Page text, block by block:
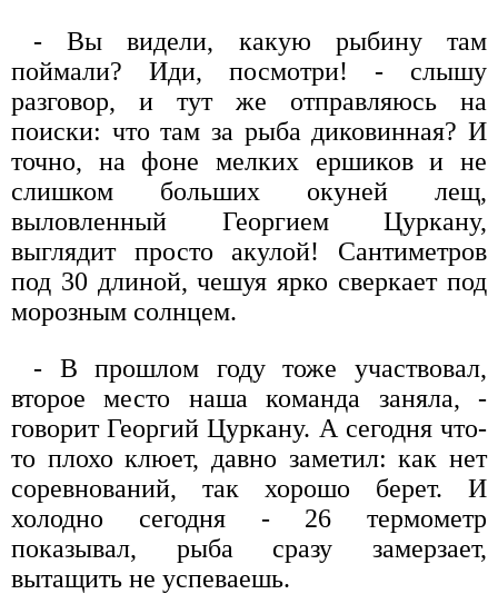
- Вы видели, какую рыбину там
поймали? Иди, посмотри! - слышу
разговор, и тут же отправляюсь на
поиски: что там за рыба диковинная? И
точно, на фоне мелких ершиков и не
слишком больших окуней лещ,
выловленный Георгием Цуркану,
выглядит просто акулой! Сантиметров
под 30 длиной, чешуя ярко сверкает под
морозным солнцем.
- В прошлом году тоже участвовал,
второе место наша команда заняла, -
говорит Георгий Цуркану. А сегодня что-
то плохо клюет, давно заметил: как нет
соревнований, так хорошо берет. И
холодно сегодня - 26 термометр
показывал, рыба сразу замерзает,
вытащить не успеваешь.